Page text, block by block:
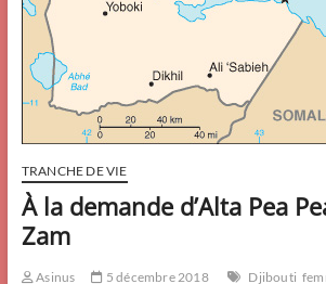
TRANCHE DE VIE
À la demande d’Alta Pea
Zam
Asinus 5 décembre 2018 Djibouti